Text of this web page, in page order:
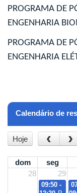
PROGRAMA DE
ENGENHARIA
PROGRAMA DE
ENGENHARIA
Calendário de
Hoje ‹ ›
09:50 -
dom seg
28
29